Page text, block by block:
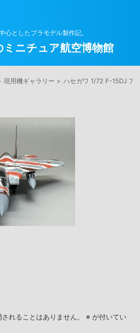
心としたプラモデル製作記。
ニチュア航空博物館
現用機ギャラリー > ハセガワ 1/72 F-15DJ ア
れることはありません。 ※ が付いてい